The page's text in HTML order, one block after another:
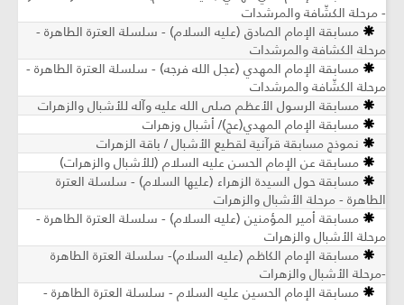
- مرحلة الكشّافة والمرشدات
مسابقة الإمام الصادق (عليه السلام) - سلسلة العترة الطاهرة -
مرحلة الكشافة والمرشدات
مسابقة الإمام المهدي (عجل الله فرجه) - سلسلة العترة الطاهرة -
مرحلة الكشّافة والمرشدات
مسابقة الرسول الأعظم صلى الله عليه وآله للأشبال والزهرات
مسابقة الإمام المهدي(عج)/ أشبال وزهرات
نموذج مسابقة قرآنية لقطيع الأشبال / باقة الزهرات
مسابقة عن الإمام الحسن عليه السلام (للأشبال والزهرات)
مسابقة حول السيدة الزهراء (عليها السلام) - سلسلة العترة
الطاهرة - مرحلة الأشبال والزهرات
مسابقة أمير المؤمنين (عليه السلام) - سلسلة العترة الطاهرة -
مرحلة الأشبال والزهرات
مسابقة الإمام الكاظم (عليه السلام)- سلسلة العترة الطاهرة
-مرحلة الأشبال والزهرات
مسابقة الإمام الحسين عليه السلام - سلسلة العترة الطاهرة -